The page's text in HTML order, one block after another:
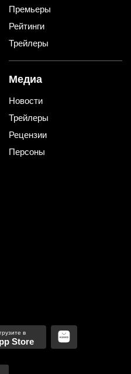
Премьеры
Рейтинги
Трейлеры
Медиа
Новости
Трейлеры
Рецензии
Персоны
Store